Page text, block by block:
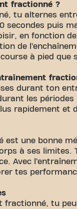
fractionné ?
tu alternes
secondes puis
en fonction
de
à pied que
durant ton
les périodes
rapidement et
est une bonne
à ses limites.
Avec
tes
fractionné, tu